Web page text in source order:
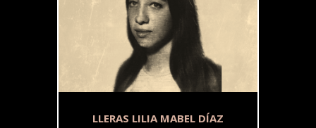
LLERAS LILIA MABEL DÍAZ